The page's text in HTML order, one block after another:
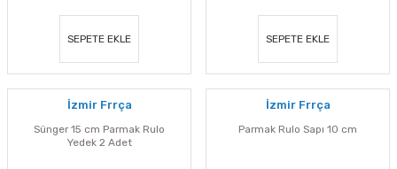
SEPETE EKLE SEPETE EKLE
İzmir Frrça
Sünger 15 cm Parmak Rulo
Yedek 2 Adet
İzmir Frrça
Parmak Rulo Sapı 10 cm